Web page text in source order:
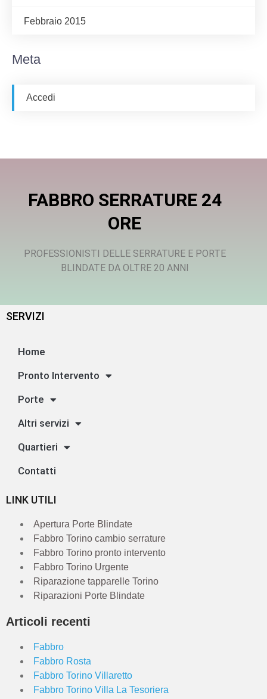
Febbraio 2015
Meta
Accedi
FABBRO SERRATURE 24
ORE
PROFESSIONISTI DELLE SERRATURE E PORTE
BLINDATE DA OLTRE 20 ANNI
SERVIZI
Home
Pronto Intervento
Porte
Altri servizi
Quartieri
Contatti
LINK UTILI
Apertura Porte Blindate
Fabbro Torino cambio serrature
Fabbro Torino pronto intervento
Fabbro Torino Urgente
Riparazione tapparelle Torino
Riparazioni Porte Blindate
Articoli recenti
Fabbro
Fabbro Rosta
Fabbro Torino Villaretto
Fabbro Torino Villa La Tesoriera